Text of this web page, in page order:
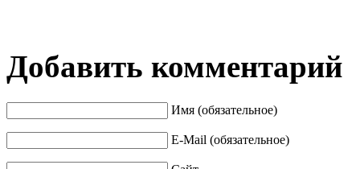
Добавить комментарий
Имя (обязательное)
E-Mail (обязательное)